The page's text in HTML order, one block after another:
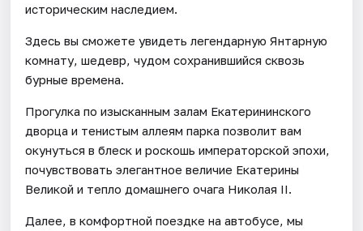
историческим наследием.
Здесь вы сможете увидеть легендарную Янтарную
комнату, шедевр, чудом сохранившийся сквозь
бурные времена.
Прогулка по изысканным залам Екатерининского
дворца и тенистым аллеям парка позволит вам
окунуться в блеск и роскошь императорской эпохи,
почувствовать элегантное величие Екатерины
Великой и тепло домашнего очага Николая II.
Далее, в комфортной поездке на автобусе, мы